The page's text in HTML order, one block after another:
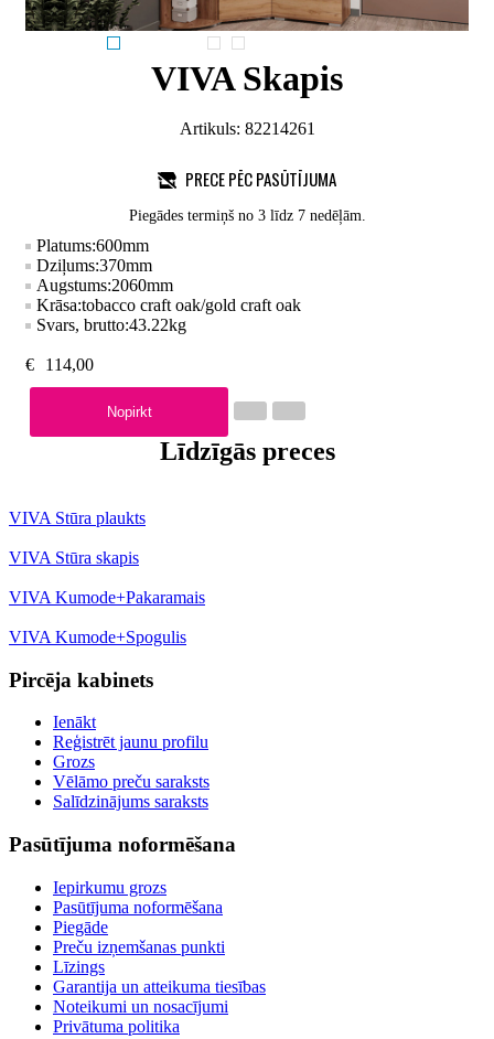
VIVA Skapis
Artikuls: 82214261
PRECE PĒC PASŪTĪJUMA
Piegādes termiņš no 3 līdz 7 nedēļām.
Platums:600mm
Dziļums:370mm
Augstums:2060mm
Krāsa:tobacco craft oak/gold craft oak
Svars, brutto:43.22kg
€ 114,00
Nopirkt
Līdzīgās preces
VIVA Stūra plaukts
VIVA Stūra skapis
VIVA Kumode+Pakaramais
VIVA Kumode+Spogulis
Pircēja kabinets
Ienākt
Reģistrēt jaunu profilu
Grozs
Vēlāmo preču saraksts
Salīdzinājums saraksts
Pasūtījuma noformēšana
Iepirkumu grozs
Pasūtījuma noformēšana
Piegāde
Preču izņemšanas punkti
Līzings
Garantija un atteikuma tiesības
Noteikumi un nosacījumi
Privātuma politika